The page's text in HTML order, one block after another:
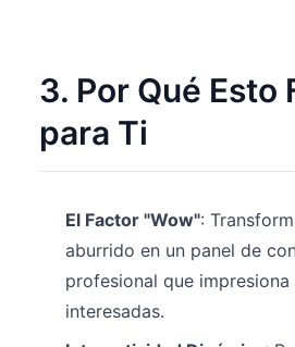
3. Por Qué Esto
para Ti
El Factor "Wow":
aburrido en un panel de
profesional que
interesadas.